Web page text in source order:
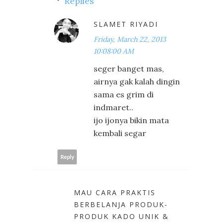
SLAMET RIYADI
Friday, March 22, 2013
10:08:00 AM
seger banget mas,
airnya gak kalah dingin
sama es grim di
indmaret..
ijo ijonya bikin mata
kembali segar
Reply
MAU CARA PRAKTIS
BERBELANJA PRODUK-
PRODUK KADO UNIK &